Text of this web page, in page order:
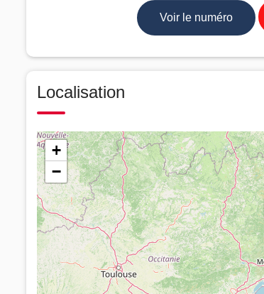
Voir le numéro
Localisation
+
−